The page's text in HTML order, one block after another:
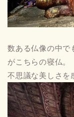
数ある仏像の中で
がこちらの寝仏。
不思議な美しさを